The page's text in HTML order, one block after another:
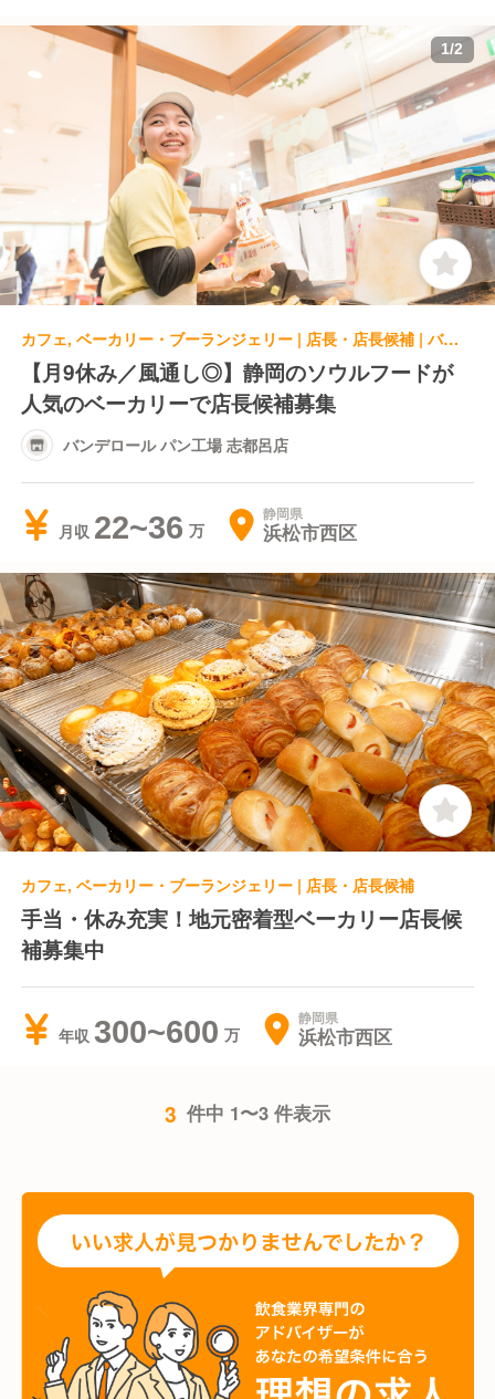
1/2
カフェ, ベーカリー・ブーランジェリー | 店長・店長候補 | バンデロール パン工場 志都呂店
【月9休み／風通し◎】静岡のソウルフードが
人気のベーカリーで店長候補募集
バンデロール パン工場 志都呂店
月収 22~36 静岡県
浜松市西区
カフェ, ベーカリー・ブーランジェリー | 店長・店長候補
手当・休み充実！地元密着型ベーカリー店長候
補募集中
年収 300~600 静岡県
浜松市西区
3 件中 1〜3 件表示